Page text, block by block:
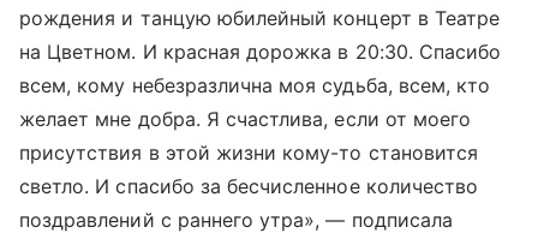
рождения и танцую юбилейный концерт в Театре
на Цветном. И красная дорожка в 20:30. Спасибо
всем, кому небезразлична моя судьба, всем, кто
желает мне добра. Я счастлива, если от моего
присутствия в этой жизни кому-то становится
светло. И спасибо за бесчисленное количество
поздравлений с раннего утра», — подписала